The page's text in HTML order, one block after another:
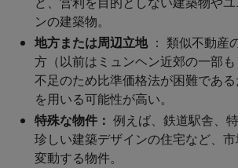
ンの建築物。
地方または周辺立地 ： 類似不動産
方（以前はミュンヘン近郊の一部
不足のため比準価格法が困難であ
を用いる可能性が高い。
特殊な物件： 例えば、鉄道駅舎、
珍しい建築デザインの住宅など、市
変動する物件。